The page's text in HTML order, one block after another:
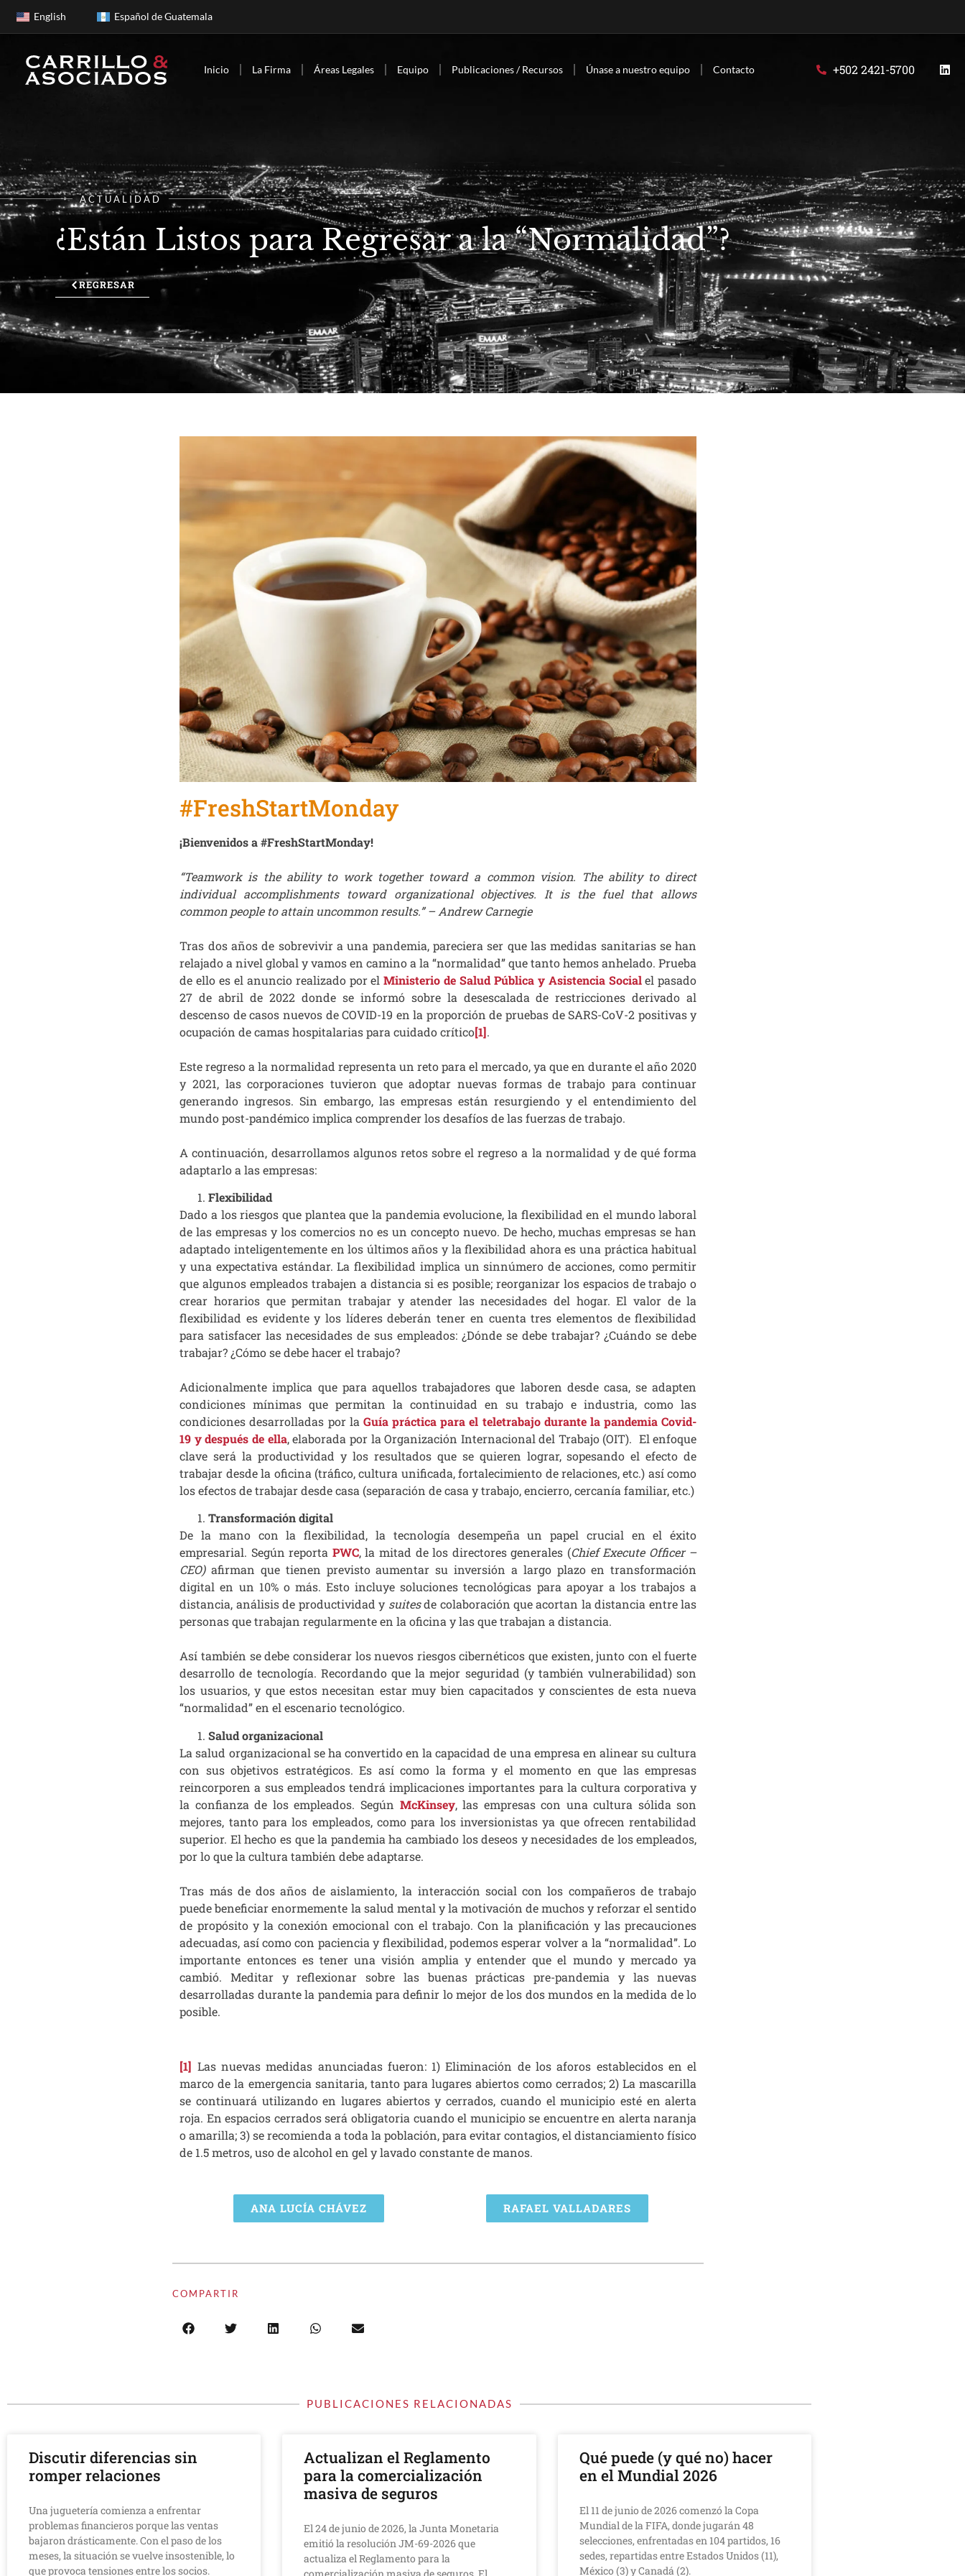
English Español de Guatemala
Inicio La Firma Áreas Legales Equipo Publicaciones / Recursos Únase a nuestro equipo Contacto +502 2421-5700
ACTUALIDAD
¿Están Listos para Regresar a la “Normalidad”?
REGRESAR
#FreshStartMonday
¡Bienvenidos a #FreshStartMonday!
“Teamwork is the ability to work together toward a common vision. The ability to direct
individual accomplishments toward organizational objectives. It is the fuel that allows
common people to attain uncommon results.” – Andrew Carnegie
Tras dos años de sobrevivir a una pandemia, pareciera ser que las medidas sanitarias se han
relajado a nivel global y vamos en camino a la “normalidad” que tanto hemos anhelado. Prueba
de ello es el anuncio realizado por elMinisterio de Salud Pública y Asistencia Socialel pasado
27 de abril de 2022 donde se informó sobre la desescalada de restricciones derivado al
descenso de casos nuevos de COVID-19 en la proporción de pruebas de SARS-CoV-2 positivas y
ocupación de camas hospitalarias para cuidado crítico[1].
Este regreso a la normalidad representa un reto para el mercado, ya que en durante el año 2020
y 2021, las corporaciones tuvieron que adoptar nuevas formas de trabajo para continuar
generando ingresos. Sin embargo, las empresas están resurgiendo y el entendimiento del
mundo post-pandémico implica comprender los desafíos de las fuerzas de trabajo.
A continuación, desarrollamos algunos retos sobre el regreso a la normalidad y de qué forma
adaptarlo a las empresas:
Flexibilidad
Dado a los riesgos que plantea que la pandemia evolucione, la flexibilidad en el mundo laboral
de las empresas y los comercios no es un concepto nuevo. De hecho, muchas empresas se han
adaptado inteligentemente en los últimos años y la flexibilidad ahora es una práctica habitual
y una expectativa estándar. La flexibilidad implica un sinnúmero de acciones, como permitir
que algunos empleados trabajen a distancia si es posible; reorganizar los espacios de trabajo o
crear horarios que permitan trabajar y atender las necesidades del hogar. El valor de la
flexibilidad es evidente y los líderes deberán tener en cuenta tres elementos de flexibilidad
para satisfacer las necesidades de sus empleados: ¿Dónde se debe trabajar? ¿Cuándo se debe
trabajar? ¿Cómo se debe hacer el trabajo?
Adicionalmente implica que para aquellos trabajadores que laboren desde casa, se adapten
condiciones mínimas que permitan la continuidad en su trabajo e industria, como las
condiciones desarrolladas por la Guía práctica para el teletrabajo durante la pandemia Covid-
19 y después de ella, elaborada por la Organización Internacional del Trabajo (OIT). El enfoque
clave será la productividad y los resultados que se quieren lograr, sopesando el efecto de
trabajar desde la oficina (tráfico, cultura unificada, fortalecimiento de relaciones, etc.) así como
los efectos de trabajar desde casa (separación de casa y trabajo, encierro, cercanía familiar, etc.)
Transformación digital
De la mano con la flexibilidad, la tecnología desempeña un papel crucial en el éxito
empresarial. Según reporta PWC, la mitad de los directores generales (Chief Execute Officer –
CEO)afirman que tienen previsto aumentar su inversión a largo plazo en transformación
digital en un 10% o más. Esto incluye soluciones tecnológicas para apoyar a los trabajos a
distancia, análisis de productividad y suitesde colaboración que acortan la distancia entre las
personas que trabajan regularmente en la oficina y las que trabajan a distancia.
Así también se debe considerar los nuevos riesgos cibernéticos que existen, junto con el fuerte
desarrollo de tecnología. Recordando que la mejor seguridad (y también vulnerabilidad) son
los usuarios, y que estos necesitan estar muy bien capacitados y conscientes de esta nueva
“normalidad” en el escenario tecnológico.
Salud organizacional
La salud organizacional se ha convertido en la capacidad de una empresa en alinear su cultura
con sus objetivos estratégicos. Es así como la forma y el momento en que las empresas
reincorporen a sus empleados tendrá implicaciones importantes para la cultura corporativa y
la confianza de los empleados. Según McKinsey, las empresas con una cultura sólida son
mejores, tanto para los empleados, como para los inversionistas ya que ofrecen rentabilidad
superior. El hecho es que la pandemia ha cambiado los deseos y necesidades de los empleados,
por lo que la cultura también debe adaptarse.
Tras más de dos años de aislamiento, la interacción social con los compañeros de trabajo
puede beneficiar enormemente la salud mental y la motivación de muchos y reforzar el sentido
de propósito y la conexión emocional con el trabajo. Con la planificación y las precauciones
adecuadas, así como con paciencia y flexibilidad, podemos esperar volver a la “normalidad”. Lo
importante entonces es tener una visión amplia y entender que el mundo y mercado ya
cambió. Meditar y reflexionar sobre las buenas prácticas pre-pandemia y las nuevas
desarrolladas durante la pandemia para definir lo mejor de los dos mundos en la medida de lo
posible.
[1] Las nuevas medidas anunciadas fueron: 1) Eliminación de los aforos establecidos en el
marco de la emergencia sanitaria, tanto para lugares abiertos como cerrados; 2) La mascarilla
se continuará utilizando en lugares abiertos y cerrados, cuando el municipio esté en alerta
roja. En espacios cerrados será obligatoria cuando el municipio se encuentre en alerta naranja
o amarilla; 3) se recomienda a toda la población, para evitar contagios, el distanciamiento físico
de 1.5 metros, uso de alcohol en gel y lavado constante de manos.
ANA LUCÍA CHÁVEZ RAFAEL VALLADARES
COMPARTIR
PUBLICACIONES RELACIONADAS
Discutir diferencias sin
romper relaciones
Una juguetería comienza a enfrentar
problemas financieros porque las ventas
bajaron drásticamente. Con el paso de los
meses, la situación se vuelve insostenible, lo
que provoca tensiones entre los socios.
Actualizan el Reglamento
para la comercialización
masiva de seguros
El 24 de junio de 2026, la Junta Monetaria
emitió la resolución JM-69-2026 que
actualiza el Reglamento para la
Qué puede (y qué no) hacer
en el Mundial 2026
El 11 de junio de 2026 comenzó la Copa
Mundial de la FIFA, donde jugarán 48
selecciones, enfrentadas en 104 partidos, 16
sedes, repartidas entre Estados Unidos (11),
México (3) y Canadá (2).